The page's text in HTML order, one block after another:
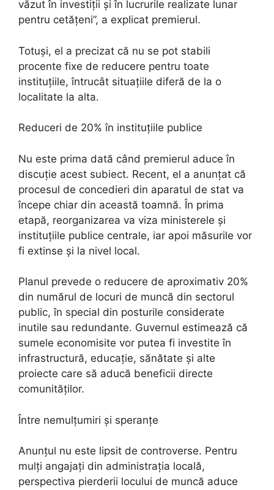
văzut în investiții și în lucrurile realizate lunar
pentru cetățeni”, a explicat premierul.
Totuși, el a precizat că nu se pot stabili
procente fixe de reducere pentru toate
instituțiile, întrucât situațiile diferă de la o
localitate la alta.
Reduceri de 20% în instituțiile publice
Nu este prima dată când premierul aduce în
discuție acest subiect. Recent, el a anunțat că
procesul de concedieri din aparatul de stat va
începe chiar din această toamnă. În prima
etapă, reorganizarea va viza ministerele și
instituțiile publice centrale, iar apoi măsurile vor
fi extinse și la nivel local.
Planul prevede o reducere de aproximativ 20%
din numărul de locuri de muncă din sectorul
public, în special din posturile considerate
inutile sau redundante. Guvernul estimează că
sumele economisite vor putea fi investite în
infrastructură, educație, sănătate și alte
proiecte care să aducă beneficii directe
comunităților.
Între nemulțumiri și speranțe
Anunțul nu este lipsit de controverse. Pentru
mulți angajați din administrația locală,
perspectiva pierderii locului de muncă aduce